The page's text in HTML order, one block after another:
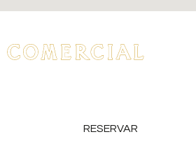
RESERVAR